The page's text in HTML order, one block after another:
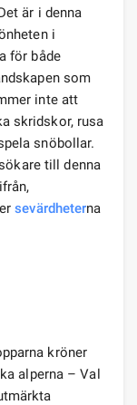
är i denna
i
för både
som
inte att
skridskor, rusa
snöbollar.
till denna
sevärdheterna
kröner
alperna – Val